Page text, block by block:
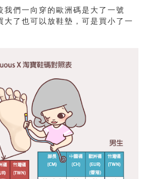
我們一向穿的歐洲碼是大了一號
大了也可以放鞋墊，可是買小了一